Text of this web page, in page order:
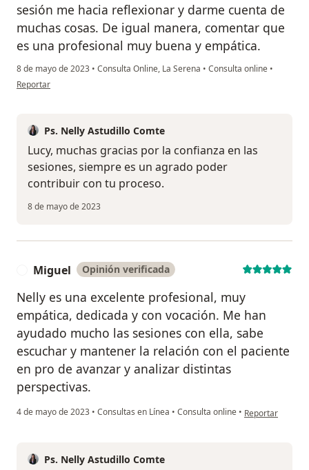
sesión me hacia reflexionar y darme cuenta de
muchas cosas. De igual manera, comentar que
es una profesional muy buena y empática.
8 de mayo de 2023 • Consulta Online, La Serena • Consulta online •
en opinión del usuario Lucy VY
Reportar
Ps. Nelly Astudillo Comte
Lucy, muchas gracias por la confianza en las
sesiones, siempre es un agrado poder
contribuir con tu proceso.
8 de mayo de 2023
Miguel Opinión verificada
Nelly es una excelente profesional, muy
empática, dedicada y con vocación. Me han
ayudado mucho las sesiones con ella, sabe
escuchar y mantener la relación con el paciente
en pro de avanzar y analizar distintas
perspectivas.
4 de mayo de 2023 • Consultas en Línea • Consulta online • en opinión del
Reportar
Ps. Nelly Astudillo Comte